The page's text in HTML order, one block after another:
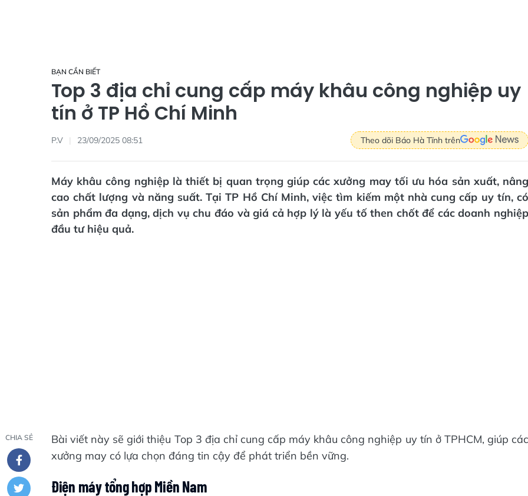
BẠN CẦN BIẾT
Top 3 địa chỉ cung cấp máy khâu công nghiệp uy
tín ở TP Hồ Chí Minh
P.V 23/09/2025 08:51 Theo dõi Báo Hà Tĩnh trên
Máy khâu công nghiệp là thiết bị quan trọng giúp các xưởng may tối ưu hóa sản xuất, nâng
cao chất lượng và năng suất. Tại TP Hồ Chí Minh, việc tìm kiếm một nhà cung cấp uy tín, có
sản phẩm đa dạng, dịch vụ chu đáo và giá cả hợp lý là yếu tố then chốt để các doanh nghiệp
đầu tư hiệu quả.
CHIA SẺ
Bài viết này sẽ giới thiệu Top 3 địa chỉ cung cấp máy khâu công nghiệp uy tín ở TPHCM, giúp các
xưởng may có lựa chọn đáng tin cậy để phát triển bền vững.
Điện máy tổng hợp Miền Nam